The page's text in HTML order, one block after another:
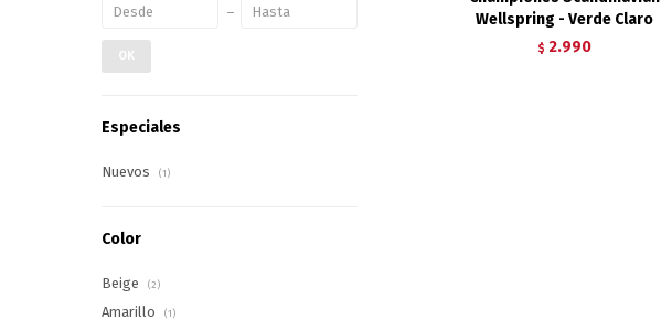
Wellspring - Verde Claro
$ 2.990
OK
Especiales
Nuevos (1)
Color
Beige (2)
Amarillo (1)